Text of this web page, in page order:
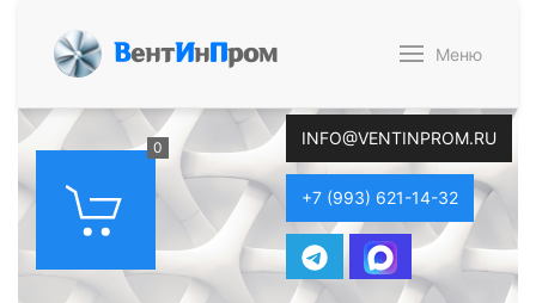
ВентИнПром Меню
0 INFO@VENTINPROM.RU
+7 (993) 621-14-32